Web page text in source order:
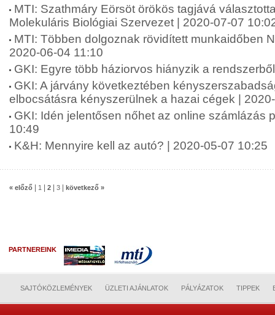
MTI: Szathmáry Eörsöt örökös tagjává
Molekuláris Biológiai Szervezet | 2020-07-07
MTI: Többen dolgoznak rövidített munkaidőben
2020-06-04 11:10
GKI: Egyre több háziorvos hiányzik a
GKI: A járvány következtében
elbocsátásra kényszerülnek a hazai cégek |
GKI: Idén jelentősen nőhet az online számlázás
10:49
K&H: Mennyire kell az autó? | 2020-05-07 10:25
« előző 1 2 3 következő »
PARTNEREINK
SAJTÓKÖZLEMÉNYEK ÜZLETI AJÁNLATOK PÁLYÁZATOK TIPPEK